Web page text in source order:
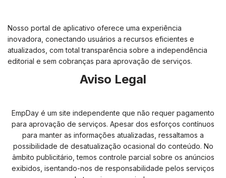
Nosso portal de aplicativo oferece uma experiência
inovadora, conectando usuários a recursos eficientes e
atualizados, com total transparência sobre a independência
editorial e sem cobranças para aprovação de serviços.
Aviso Legal
EmpDay é um site independente que não requer pagamento
para aprovação de serviços. Apesar dos esforços contínuos
para manter as informações atualizadas, ressaltamos a
possibilidade de desatualização ocasional do conteúdo. No
âmbito publicitário, temos controle parcial sobre os anúncios
exibidos, isentando-nos de responsabilidade pelos serviços